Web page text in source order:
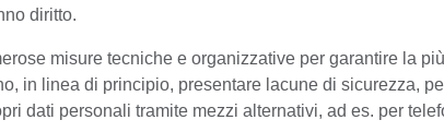
diritto.
misure tecniche e organizzative per garantire la
in linea di principio, presentare lacune di sicurezza,
dati personali tramite mezzi alternativi, ad es. per